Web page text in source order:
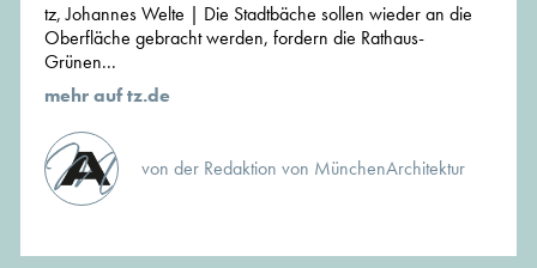
tz, Johannes Welte | Die Stadtbäche sollen wieder an die
Oberfläche gebracht werden, fordern die Rathaus-
Grünen...
mehr auf tz.de
von der Redaktion von MünchenArchitektur